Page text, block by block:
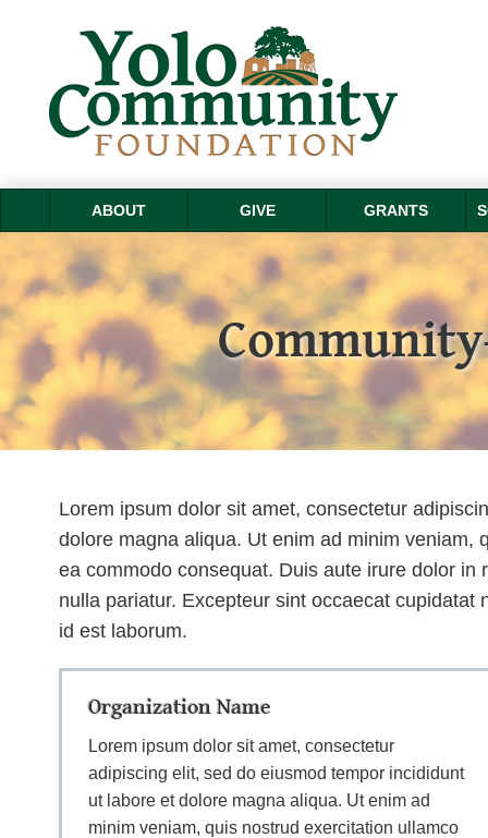
ABOUT GIVE GRANTS
Lorem ipsum dolor sit amet, consectetur
dolore magna aliqua. Ut enim ad minim veniam,
ea commodo consequat. Duis aute irure dolor
nulla pariatur. Excepteur sint occaecat
id est laborum.
Organization Name
Lorem ipsum dolor sit amet, consectetur
adipiscing elit, sed do eiusmod tempor incididunt
ut labore et dolore magna aliqua. Ut enim ad
minim veniam, quis nostrud exercitation ullamco